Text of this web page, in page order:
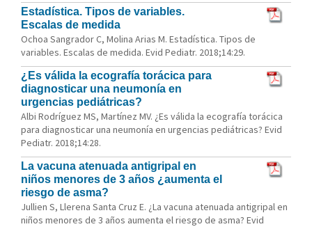
Estadística. Tipos de variables.
Escalas de medida
Ochoa Sangrador C, Molina Arias M. Estadística. Tipos de
variables. Escalas de medida. Evid Pediatr. 2018;14:29.
¿Es válida la ecografía torácica para
diagnosticar una neumonía en
urgencias pediátricas?
Albi Rodríguez MS, Martínez MV. ¿Es válida la ecografía torácica
para diagnosticar una neumonía en urgencias pediátricas? Evid
Pediatr. 2018;14:28.
La vacuna atenuada antigripal en
niños menores de 3 años ¿aumenta el
riesgo de asma?
Jullien S, Llerena Santa Cruz E. ¿La vacuna atenuada antigripal en
niños menores de 3 años aumenta el riesgo de asma? Evid